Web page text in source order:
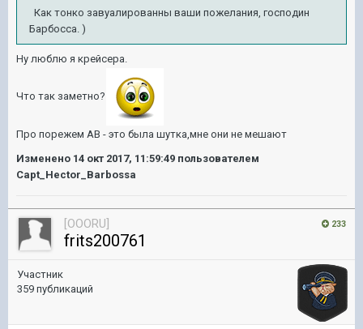
Как тонко завуалированны ваши пожелания, господин
Барбосса. )
Ну люблю я крейсера.
Что так заметно?
Про порежем АВ - это была шутка,мне они не мешают
Изменено 14 окт 2017, 11:59:49 пользователем
Capt_Hector_Barbossa
233
[OOORU]
frits200761
Участник
359 публикаций